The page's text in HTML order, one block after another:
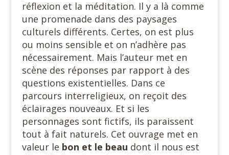
réflexion et la méditation. Il y a là comme
une promenade dans des paysages
culturels différents. Certes, on est plus
ou moins sensible et on n’adhère pas
nécessairement. Mais l’auteur met en
scène des réponses par rapport à des
questions existentielles. Dans ce
parcours interreligieux, on reçoit des
éclairages nouveaux. Et si les
personnages sont fictifs, ils paraissent
tout à fait naturels. Cet ouvrage met en
valeur le bon et le beau dont il nous est